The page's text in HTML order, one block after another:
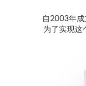
自2003年
为了实现这